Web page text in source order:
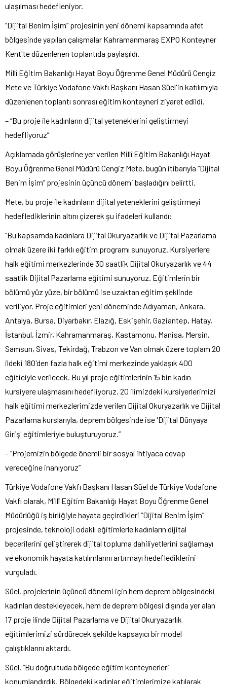
ulaşılması hedefleniyor.
“Dijital Benim İşim” projesinin yeni dönemi kapsamında afet
bölgesinde yapılan çalışmalar Kahramanmaraş EXPO Konteyner
Kent'te düzenlenen toplantıda paylaşıldı.
Millî Eğitim Bakanlığı Hayat Boyu Öğrenme Genel Müdürü Cengiz
Mete ve Türkiye Vodafone Vakfı Başkanı Hasan Süel'in katılımıyla
düzenlenen toplantı sonrası eğitim konteyneri ziyaret edildi.
– “Bu proje ile kadınların dijital yeteneklerini geliştirmeyi
hedefliyoruz”
Açıklamada görüşlerine yer verilen Millî Eğitim Bakanlığı Hayat
Boyu Öğrenme Genel Müdürü Cengiz Mete, bugün itibarıyla “Dijital
Benim İşim” projesinin üçüncü dönemi başladığını belirtti.
Mete, bu proje ile kadınların dijital yeteneklerini geliştirmeyi
hedeflediklerinin altını çizerek şu ifadeleri kullandı:
“Bu kapsamda kadınlara Dijital Okuryazarlık ve Dijital Pazarlama
olmak üzere iki farklı eğitim programı sunuyoruz. Kursiyerlere
halk eğitimi merkezlerinde 30 saatlik Dijital Okuryazarlık ve 44
saatlik Dijital Pazarlama eğitimi sunuyoruz. Eğitimlerin bir
bölümü yüz yüze, bir bölümü ise uzaktan eğitim şeklinde
veriliyor. Proje eğitimleri yeni döneminde Adıyaman, Ankara,
Antalya, Bursa, Diyarbakır, Elazığ, Eskişehir, Gaziantep, Hatay,
İstanbul, İzmir, Kahramanmaraş, Kastamonu, Manisa, Mersin,
Samsun, Sivas, Tekirdağ, Trabzon ve Van olmak üzere toplam 20
ildeki 180'den fazla halk eğitimi merkezinde yaklaşık 400
eğiticiyle verilecek. Bu yıl proje eğitimlerinin 15 bin kadın
kursiyere ulaşmasını hedefliyoruz. 20 ilimizdeki kursiyerlerimizi
halk eğitimi merkezlerimizde verilen Dijital Okuryazarlık ve Dijital
Pazarlama kurslarıyla, deprem bölgesinde ise 'Dijital Dünyaya
Giriş' eğitimleriyle buluşturuyoruz.”
– “Projemizin bölgede önemli bir sosyal ihtiyaca cevap
vereceğine inanıyoruz”
Türkiye Vodafone Vakfı Başkanı Hasan Süel de Türkiye Vodafone
Vakfı olarak, Millî Eğitim Bakanlığı Hayat Boyu Öğrenme Genel
Müdürlüğü iş birliğiyle hayata geçirdikleri “Dijital Benim İşim”
projesinde, teknoloji odaklı eğitimlerle kadınların dijital
becerilerini geliştirerek dijital topluma dahiliyetlerini sağlamayı
ve ekonomik hayata katılımlarını artırmayı hedeflediklerini
vurguladı.
Süel, projelerinin üçüncü dönemi için hem deprem bölgesindeki
kadınları destekleyecek, hem de deprem bölgesi dışında yer alan
17 proje ilinde Dijital Pazarlama ve Dijital Okuryazarlık
eğitimlerimizi sürdürecek şekilde kapsayıcı bir model
çalıştıklarını aktardı.
Süel, “Bu doğrultuda bölgede eğitim konteynerleri
konumlandırdık. Bölgedeki kadınlar eğitimlerimize katılarak